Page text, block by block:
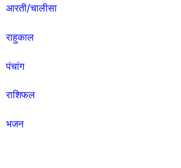
आरती/चालीसा
राहुकाल
पंचांग
राशिफल
भजन